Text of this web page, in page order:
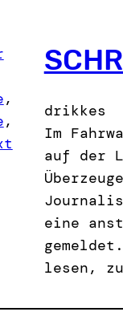
drikkes
Im
auf der
eine
lesen,